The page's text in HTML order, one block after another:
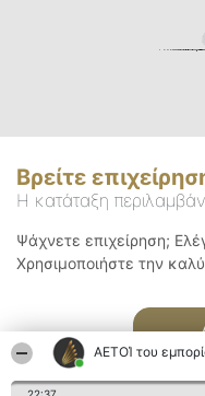
ΑΕΤΟΊ του
Βρείτε
Η κατάταξη
Ψάχνετε επιχείρηση;
Χρησιμοποιήστε την